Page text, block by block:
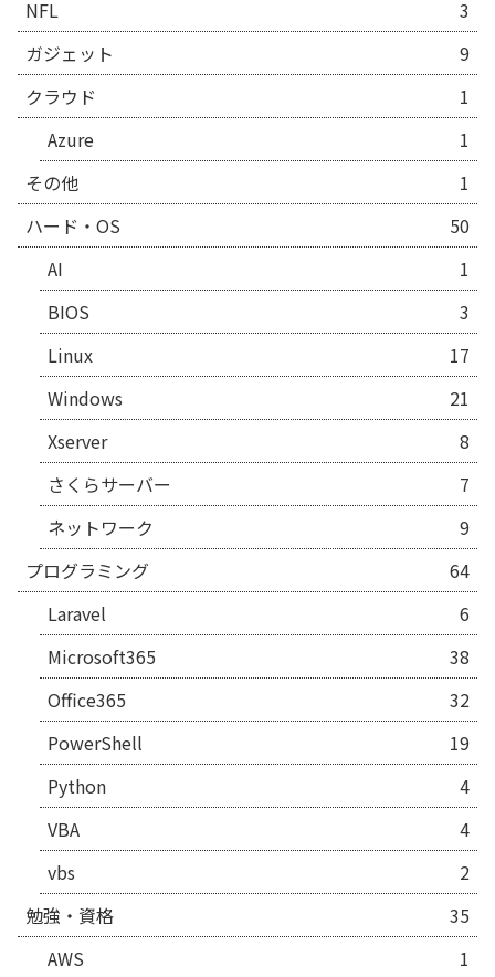
NFL
3
ガジェット
9
クラウド
1
Azure
1
その他
1
ハード・OS
50
AI
1
BIOS
3
Linux
17
Windows
21
Xserver
8
さくらサーバー
7
ネットワーク
9
プログラミング
64
Laravel
6
Microsoft365
38
Office365
32
PowerShell
19
Python
4
VBA
4
vbs
2
勉強・資格
35
AWS
1